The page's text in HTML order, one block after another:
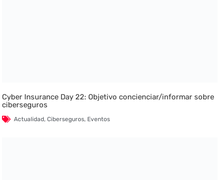
Cyber Insurance Day 22: Objetivo concienciar/informar sobre
ciberseguros
Actualidad,Ciberseguros, Eventos